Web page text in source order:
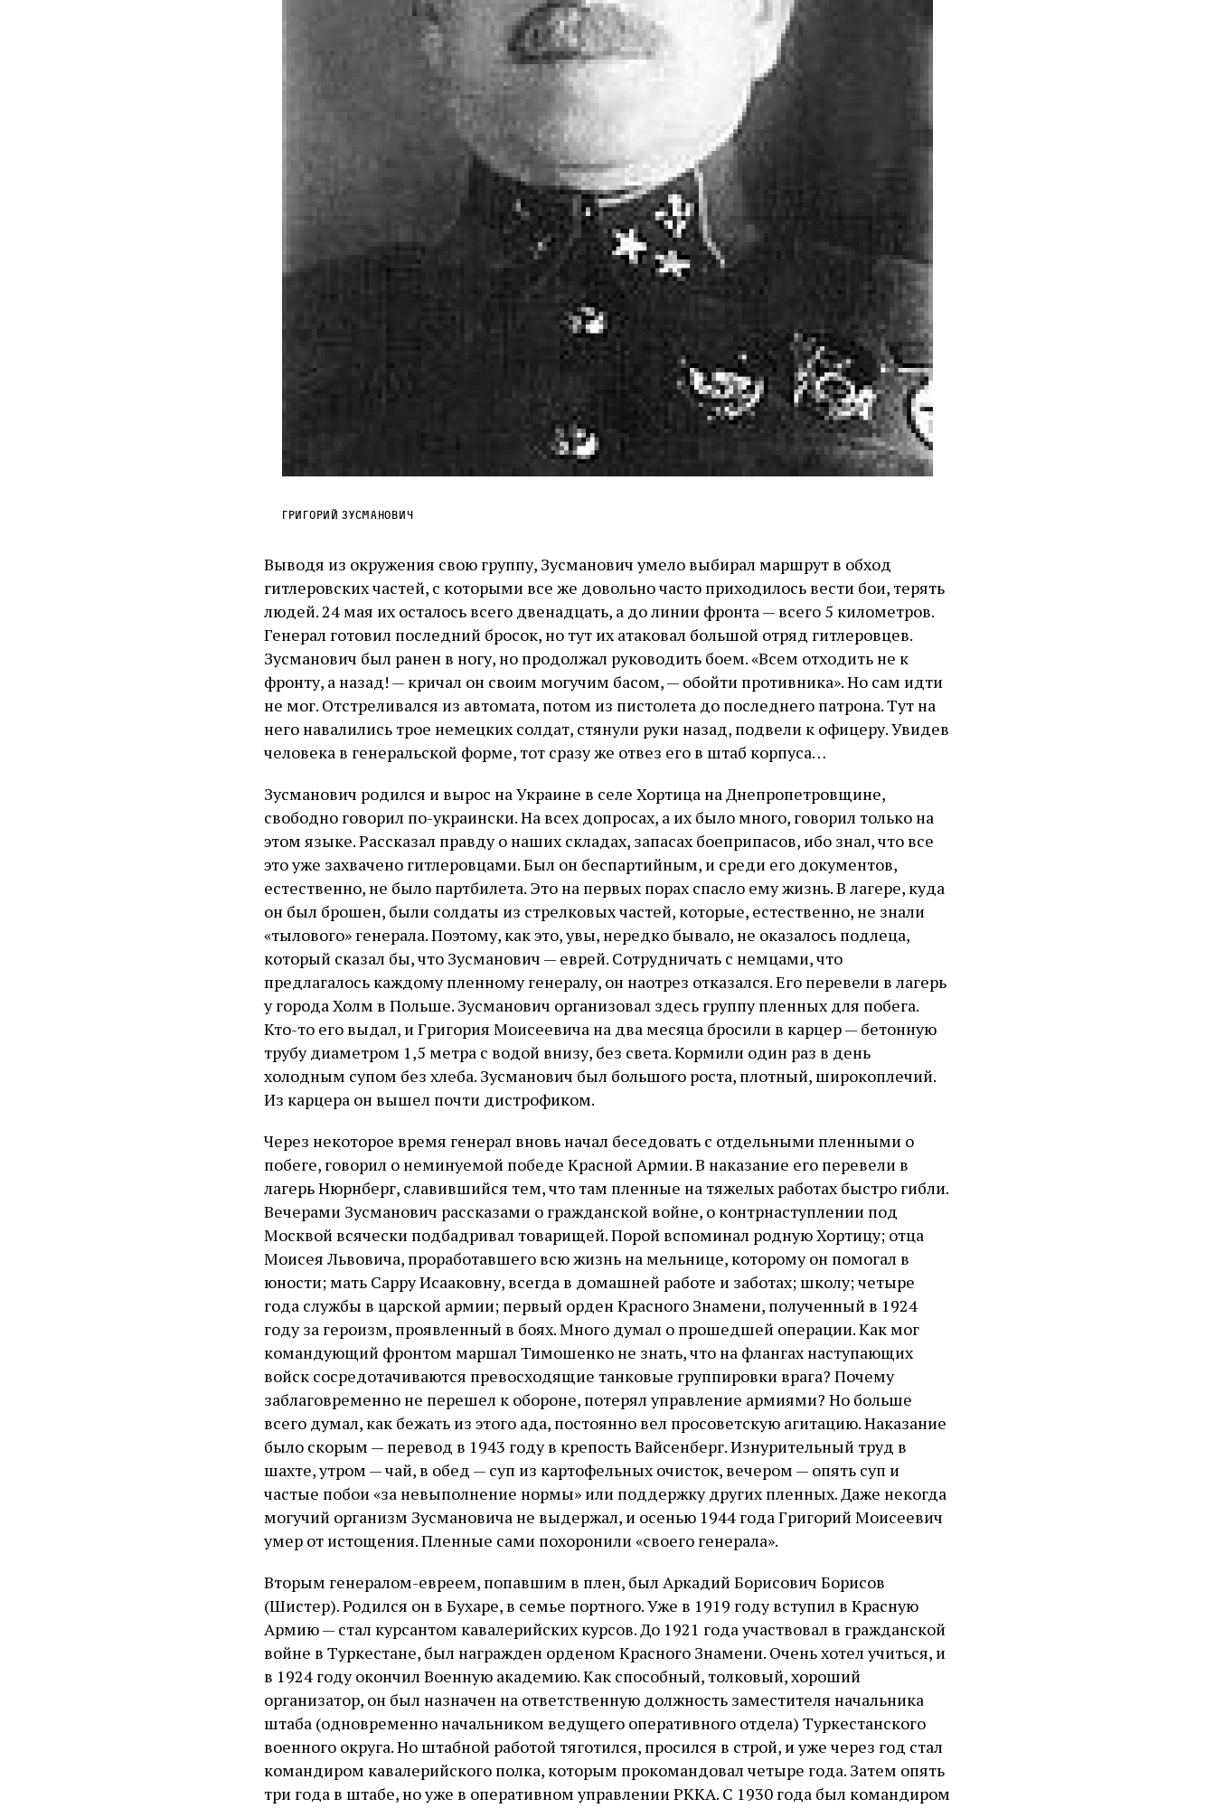
Григорий Зусманович
Выводя из окружения свою группу, Зусманович умело выбирал маршрут в обход
гитлеровских частей, с которыми все же довольно часто приходилось вести бои, терять
людей. 24 мая их осталось всего двенадцать, а до линии фронта — всего 5 километров.
Генерал готовил последний бросок, но тут их атаковал большой отряд гитлеровцев.
Зусманович был ранен в ногу, но продолжал руководить боем. «Всем отходить не к
фронту, а назад! — кричал он своим могучим басом, — обойти противника». Но сам идти
не мог. Отстреливался из автомата, потом из пистолета до последнего патрона. Тут на
него навалились трое немецких солдат, стянули руки назад, подвели к офицеру. Увидев
человека в генеральской форме, тот сразу же отвез его в штаб корпуса…
Зусманович родился и вырос на Украине в селе Хортица на Днепропетровщине,
свободно говорил по-украински. На всех допросах, а их было много, говорил только на
этом языке. Рассказал правду о наших складах, запасах боеприпасов, ибо знал, что все
это уже захвачено гитлеровцами. Был он беспартийным, и среди его документов,
естественно, не было партбилета. Это на первых порах спасло ему жизнь. В лагере, куда
он был брошен, были солдаты из стрелковых частей, которые, естественно, не знали
«тылового» генерала. Поэтому, как это, увы, нередко бывало, не оказалось подлеца,
который сказал бы, что Зусманович — еврей. Сотрудничать с немцами, что
предлагалось каждому пленному генералу, он наотрез отказался. Его перевели в лагерь
у города Холм в Польше. Зусманович организовал здесь группу пленных для побега.
Кто-то его выдал, и Григория Моисеевича на два месяца бросили в карцер — бетонную
трубу диаметром 1,5 метра с водой внизу, без света. Кормили один раз в день
холодным супом без хлеба. Зусманович был большого роста, плотный, широкоплечий.
Из карцера он вышел почти дистрофиком.
Через некоторое время генерал вновь начал беседовать с отдельными пленными о
побеге, говорил о неминуемой победе Красной Армии. В наказание его перевели в
лагерь Нюрнберг, славившийся тем, что там пленные на тяжелых работах быстро гибли.
Вечерами Зусманович рассказами о гражданской войне, о контрнаступлении под
Москвой всячески подбадривал товарищей. Порой вспоминал родную Хортицу; отца
Моисея Львовича, проработавшего всю жизнь на мельнице, которому он помогал в
юности; мать Сарру Исааковну, всегда в домашней работе и заботах; школу; четыре
года службы в царской армии; первый орден Красного Знамени, полученный в 1924
году за героизм, проявленный в боях. Много думал о прошедшей операции. Как мог
командующий фронтом маршал Тимошенко не знать, что на флангах наступающих
войск сосредотачиваются превосходящие танковые группировки врага? Почему
заблаговременно не перешел к обороне, потерял управление армиями? Но больше
всего думал, как бежать из этого ада, постоянно вел просоветскую агитацию. Наказание
было скорым — перевод в 1943 году в крепость Вайсенберг. Изнурительный труд в
шахте, утром — чай, в обед — суп из картофельных очисток, вечером — опять суп и
частые побои «за невыполнение нормы» или поддержку других пленных. Даже некогда
могучий организм Зусмановича не выдержал, и осенью 1944 года Григорий Моисеевич
умер от истощения. Пленные сами похоронили «своего генерала».
Вторым генералом-евреем, попавшим в плен, был Аркадий Борисович Борисов
(Шистер). Родился он в Бухаре, в семье портного. Уже в 1919 году вступил в Красную
Армию — стал курсантом кавалерийских курсов. До 1921 года участвовал в гражданской
войне в Туркестане, был награжден орденом Красного Знамени. Очень хотел учиться, и
в 1924 году окончил Военную академию. Как способный, толковый, хороший
организатор, он был назначен на ответственную должность заместителя начальника
штаба (одновременно начальником ведущего оперативного отдела) Туркестанского
военного округа. Но штабной работой тяготился, просился в строй, и уже через год стал
командиром кавалерийского полка, которым прокомандовал четыре года. Затем опять
три года в штабе, но уже в оперативном управлении РККА. С 1930 года был командиром